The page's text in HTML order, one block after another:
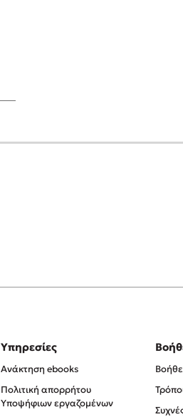
Υπηρεσίες
Ανάκτηση ebooks
Πολιτική απορρήτου
Υποψήφιων εργαζομένων